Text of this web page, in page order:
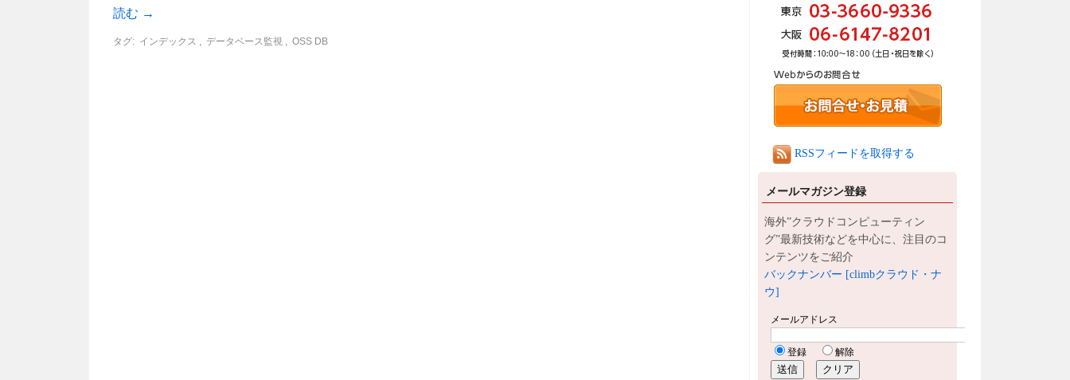
読む →
タグ: インデックス , データベース監視 , OSS DB
RSSフィードを取得する
メールマガジン登録
海外”クラウドコンピューティン
グ”最新技術などを中心に、注目のコ
ンテンツをご紹介
バックナンバー [climbクラウド・ナ
ウ]